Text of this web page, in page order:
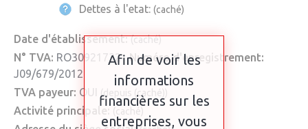
Dettes à l'etat: (caché)
Date d'établissement: (caché)
N° TVA: RO30921732 Numéro d'enregistrement:
J09/679/2012
TVA payeur: OUI (depuis (caché))
Activité principale: (caché)
Afin de voir les
informations
financières sur les
entreprises, vous